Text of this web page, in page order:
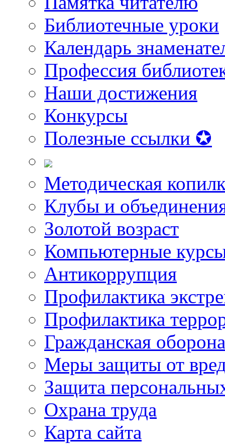
Библиотечные уроки
Календарь
Профессия
Наши достижения
Конкурсы
Полезные ссылки ✪
Методическая
Клубы и
Золотой возраст
Компьютерные
Антикоррупция
Профилактика
Профилактика
Гражданская оборона
Меры защиты от
Защита
Охрана труда
Карта сайта